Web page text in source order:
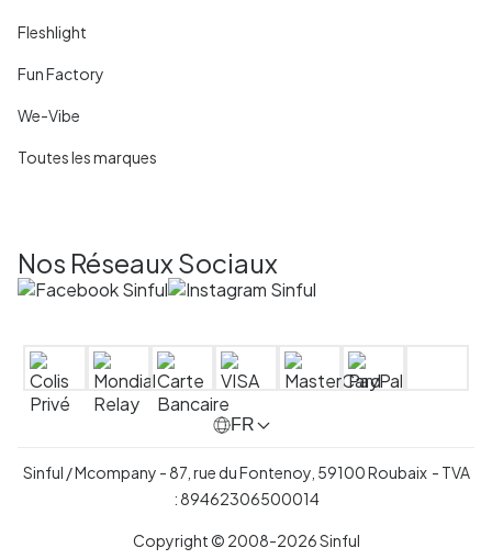
Fleshlight
Fun Factory
We-Vibe
Toutes les marques
Nos Réseaux Sociaux
FR
Sinful / Mcompany - 87, rue du Fontenoy, 59100 Roubaix - TVA
: 89462306500014
Copyright © 2008-2026 Sinful